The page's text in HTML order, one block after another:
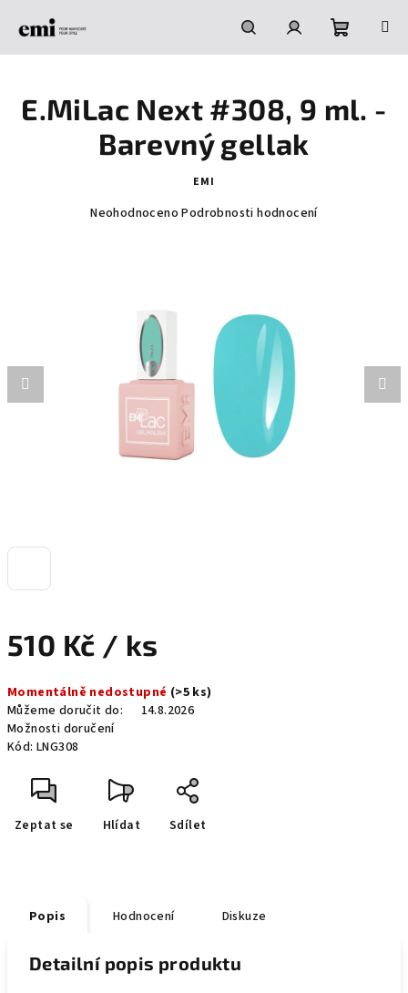
HledatPřihlášeníNákupní
košík
510 Kč / ks
cena:
Momentálně nedostupné (>5 ks)
Můžeme doručit do:
14.8.2026
Možnosti doručení
Kód: LNG308
Zeptat se Hlídat Sdílet
E.MiLac Next #308, 9 ml. -
Barevný gellak
EMI
Průměrné
hvězdiček.
Neohodnoceno Podrobnosti hodnocení
Popis Hodnocení Diskuze
Detailní popis produktu